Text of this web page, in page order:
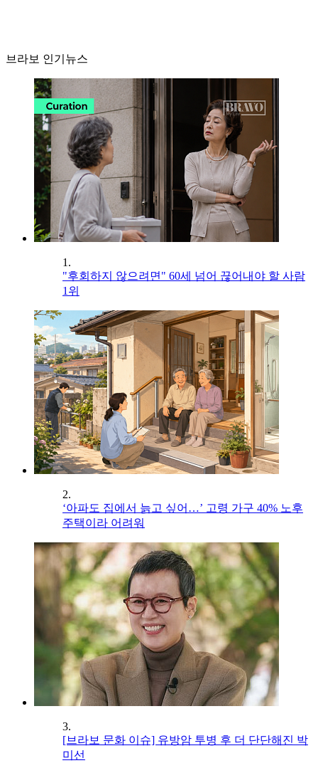
브라보 인기뉴스
1.
"후회하지 않으려면" 60세 넘어 끊어내야 할 사람
1위
2.
‘아파도 집에서 늙고 싶어…’ 고령 가구 40% 노후
주택이라 어려워
3.
[브라보 문화 이슈] 유방암 투병 후 더 단단해진 박
미선